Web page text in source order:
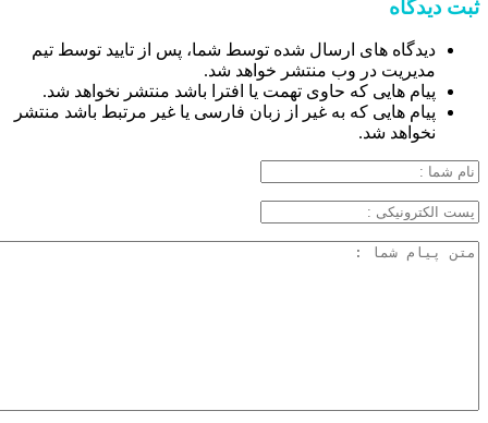
ثبت دیدگاه
دیدگاه های ارسال شده توسط شما، پس از تایید توسط تیم
مدیریت در وب منتشر خواهد شد.
پیام هایی که حاوی تهمت یا افترا باشد منتشر نخواهد شد.
پیام هایی که به غیر از زبان فارسی یا غیر مرتبط باشد منتشر
نخواهد شد.